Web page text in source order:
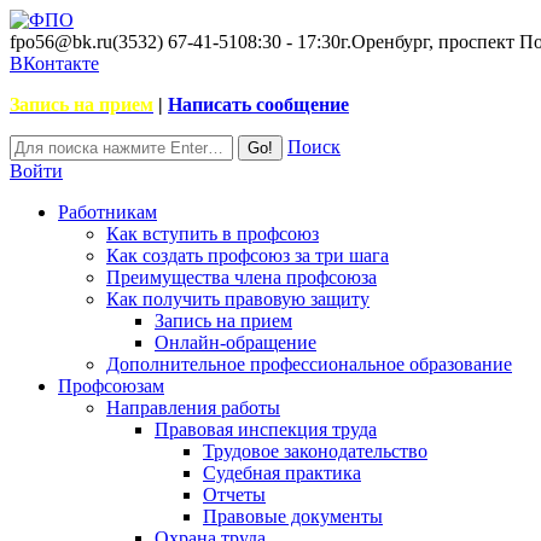
fpo56@bk.ru(3532) 67-41-5108:30 - 17:30г.Оренбург, проспект
ВКонтакте
Запись на прием | Написать сообщение
Поиск
Войти
Работникам
Как вступить в профсоюз
Как создать профсоюз за три шага
Преимущества члена профсоюза
Как получить правовую защиту
Запись на прием
Онлайн-обращение
Дополнительное профессиональное образование
Профсоюзам
Направления работы
Правовая инспекция труда
Трудовое законодательство
Судебная практика
Отчеты
Правовые документы